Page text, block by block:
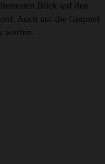
Blick auf den
Auch auf die Grapnel
werfen.